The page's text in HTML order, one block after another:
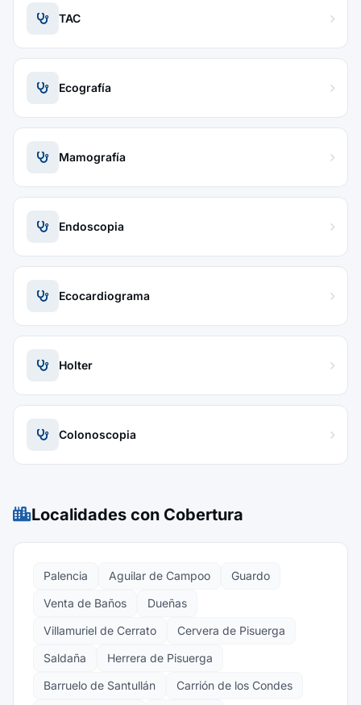
TAC
Ecografía
Mamografía
Endoscopia
Ecocardiograma
Holter
Colonoscopia
Localidades con Cobertura
Palencia Aguilar de Campoo
Guardo
Venta de Baños
Dueñas
Villamuriel de Cerrato
Cervera de Pisuerga
Saldaña
Herrera de Pisuerga
Barruelo de Santullán
Carrión de los Condes